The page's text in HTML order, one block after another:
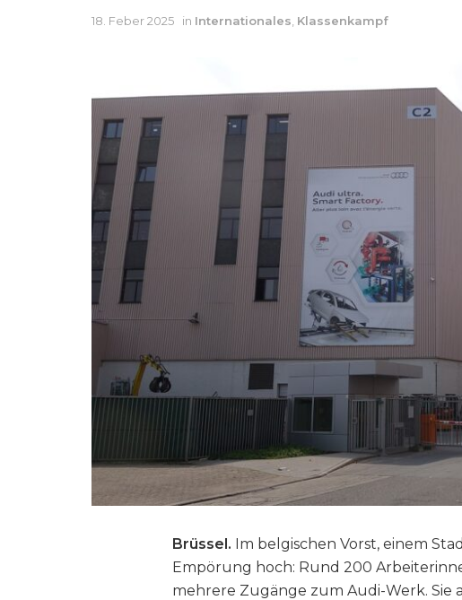
18. Feber 2025 in Internationales, Klassenkampf
Brüssel. Im belgischen Vorst, einem
Empörung hoch: Rund 200
mehrere Zugänge zum Audi-Werk. Sie